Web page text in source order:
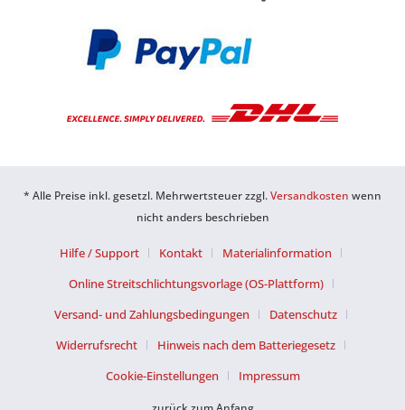
* Alle Preise inkl. gesetzl. Mehrwertsteuer zzgl.Versandkosten wenn
nicht anders beschrieben
Hilfe / Support Kontakt
Materialinformation
Online Streitschlichtungsvorlage (OS-Plattform)
Versand- und Zahlungsbedingungen
Datenschutz
Widerrufsrecht
Hinweis nach dem Batteriegesetz
Cookie-Einstellungen
Impressum